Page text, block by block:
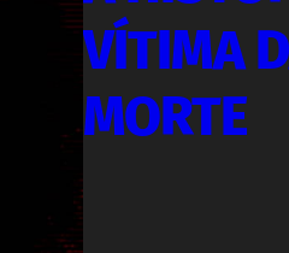
VÍTIMA
MORTE